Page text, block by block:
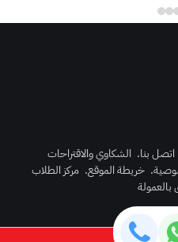
اتصل بنا. الشكاوي والاقتراحات
. خريطة الموقع. مركز الطلاب
بالعمولة